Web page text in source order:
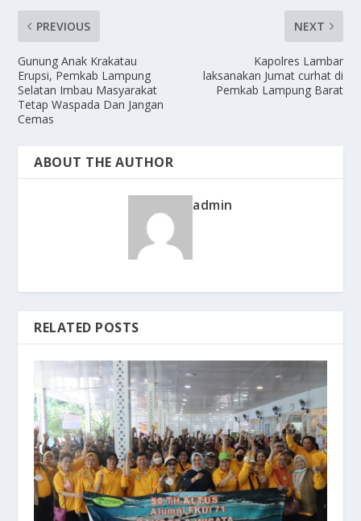
PREVIOUS
Gunung Anak Krakatau
Erupsi, Pemkab Lampung
Selatan Imbau Masyarakat
Tetap Waspada Dan Jangan
Cemas
NEXT
Kapolres Lambar
laksanakan Jumat curhat di
Pemkab Lampung Barat
ABOUT THE AUTHOR
admin
RELATED POSTS